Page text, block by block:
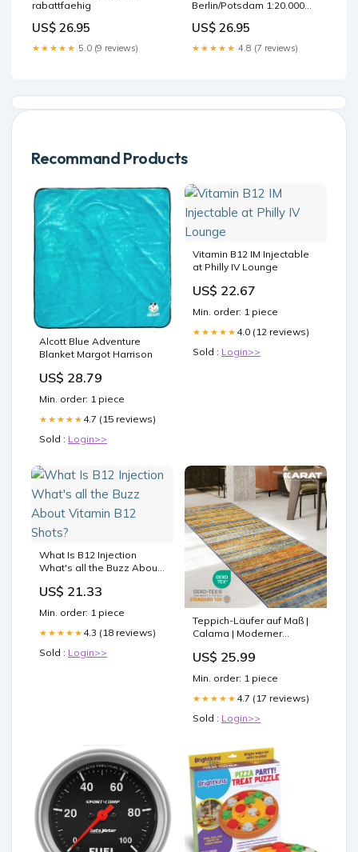
rabattfaehig
US$ 26.95
★★★★★ 5.0 (9 reviews)
Berlin/Potsdam 1:20.000
US$ 26.95
★★★★★ 4.8 (7 reviews)
Recommand Products
Alcott Blue Adventure
Blanket Margot Harrison
US$ 28.79
Min. order: 1 piece
★★★★★ 4.7 (15 reviews)
Sold : Login>>
Vitamin B12 IM Injectable
at Philly IV Lounge
US$ 22.67
Min. order: 1 piece
★★★★★ 4.0 (12 reviews)
Sold : Login>>
What Is B12 Injection
What's all the Buzz About
US$ 21.33
Min. order: 1 piece
★★★★★ 4.3 (18 reviews)
Sold : Login>>
Teppich-Läufer auf Maß |
Calama | Moderner
auswählen:80 cm
US$ 25.99
Min. order: 1 piece
★★★★★ 4.7 (17 reviews)
Sold : Login>>